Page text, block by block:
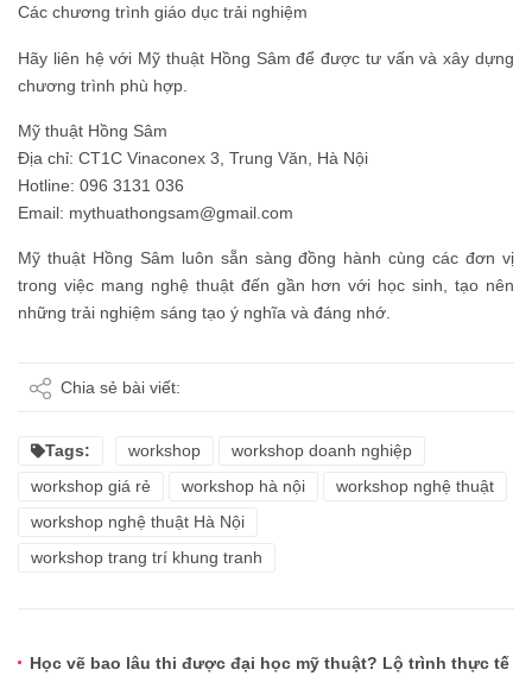
Các chương trình giáo dục trải nghiệm
Hãy liên hệ với Mỹ thuật Hồng Sâm để được tư vấn và xây dựng
chương trình phù hợp.
Mỹ thuật Hồng Sâm
Địa chỉ: CT1C Vinaconex 3, Trung Văn, Hà Nội
Hotline: 096 3131 036
Email: mythuathongsam@gmail.com
Mỹ thuật Hồng Sâm luôn sẵn sàng đồng hành cùng các đơn vị
trong việc mang nghệ thuật đến gần hơn với học sinh, tạo nên
những trải nghiệm sáng tạo ý nghĩa và đáng nhớ.
Chia sẻ bài viết:
Tags: workshop
workshop doanh nghiệp
workshop giá rẻ
workshop hà nội
workshop nghệ thuật
workshop nghệ thuật Hà Nội
workshop trang trí khung tranh
Học vẽ bao lâu thi được đại học mỹ thuật? Lộ trình thực tế